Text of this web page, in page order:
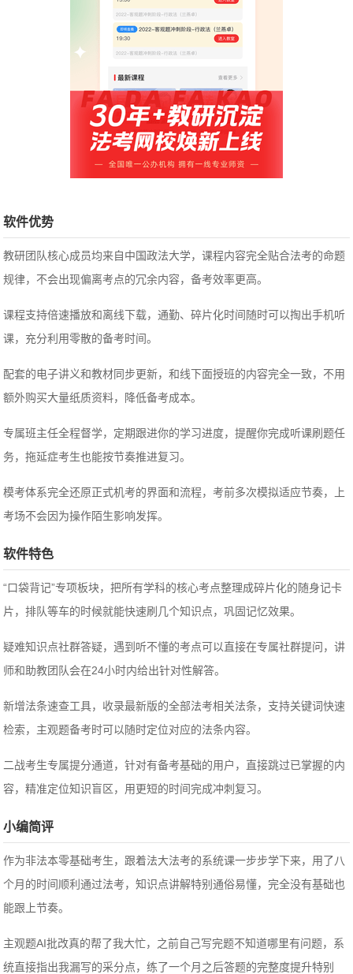
软件优势
教研团队核心成员均来自中国政法大学，课程内容完全贴合法考的命题
规律，不会出现偏离考点的冗余内容，备考效率更高。
课程支持倍速播放和离线下载，通勤、碎片化时间随时可以掏出手机听
课，充分利用零散的备考时间。
配套的电子讲义和教材同步更新，和线下面授班的内容完全一致，不用
额外购买大量纸质资料，降低备考成本。
专属班主任全程督学，定期跟进你的学习进度，提醒你完成听课刷题任
务，拖延症考生也能按节奏推进复习。
模考体系完全还原正式机考的界面和流程，考前多次模拟适应节奏，上
考场不会因为操作陌生影响发挥。
软件特色
“口袋背记”专项板块，把所有学科的核心考点整理成碎片化的随身记卡
片，排队等车的时候就能快速刷几个知识点，巩固记忆效果。
疑难知识点社群答疑，遇到听不懂的考点可以直接在专属社群提问，讲
师和助教团队会在24小时内给出针对性解答。
新增法条速查工具，收录最新版的全部法考相关法条，支持关键词快速
检索，主观题备考时可以随时定位对应的法条内容。
二战考生专属提分通道，针对有备考基础的用户，直接跳过已掌握的内
容，精准定位知识盲区，用更短的时间完成冲刺复习。
小编简评
作为非法本零基础考生，跟着法大法考的系统课一步步学下来，用了八
个月的时间顺利通过法考，知识点讲解特别通俗易懂，完全没有基础也
能跟上节奏。
主观题AI批改真的帮了我大忙，之前自己写完题不知道哪里有问题，系
统直接指出我漏写的采分点，练了一个月之后答题的完整度提升特别